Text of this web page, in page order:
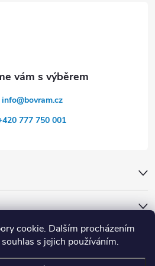
cookie. Dalším procházením
s jejich používáním.
info@bovram.cz
777 750 001